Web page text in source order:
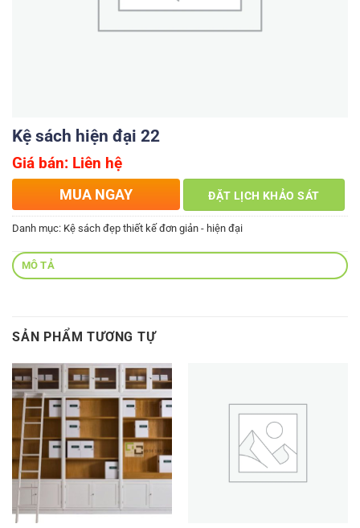
Kệ sách hiện đại 22
Giá bán: Liên hệ
MUA NGAY ĐẶT LỊCH KHẢO SÁT
Danh mục: Kệ sách đẹp thiết kế đơn giản - hiện đại
MÔ TẢ
SẢN PHẨM TƯƠNG TỰ